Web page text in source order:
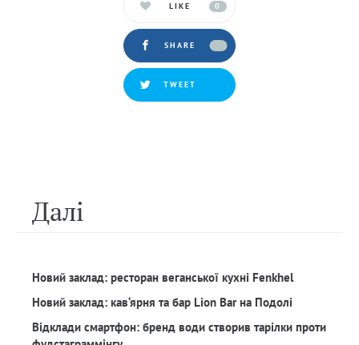
LIKE 0
SHARE
TWEET
Далi
Новий заклад: ресторан веганської кухні Fenkhel
Новий заклад: кав‘ярня та бар Lion Bar на Подолі
Відклади смартфон: бренд води створив тарілки проти